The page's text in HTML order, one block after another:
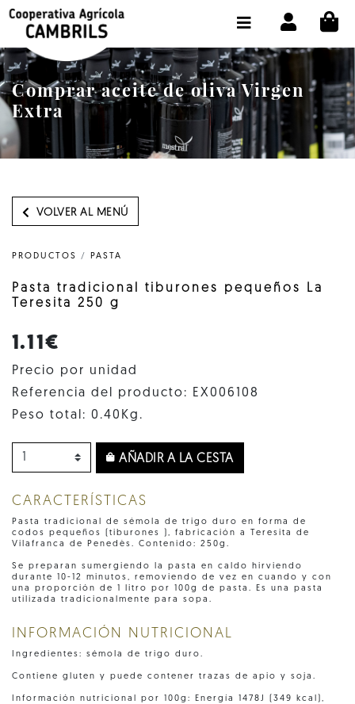
Comprar aceite de oliva Virgen
Extra
VOLVER AL MENÚ
PRODUCTOS / PASTA
Pasta tradicional tiburones pequeños La
Teresita 250 g
1.11€
Precio por unidad
Referencia del producto: EX006108
Peso total: 0.40Kg.
AÑADIR A LA CESTA
CARACTERÍSTICAS
Pasta tradicional de sémola de trigo duro en forma de
codos pequeños (tiburones ), fabricación a Teresita de
Vilafranca de Penedès. Contenido: 250g.
Se preparan sumergiendo la pasta en caldo hirviendo
durante 10-12 minutos, removiendo de vez en cuando y con
una proporción de 1 litro por 100g de pasta. Es una pasta
utilizada tradicionalmente para sopa.
INFORMACIÓN NUTRICIONAL
Ingredientes: sémola de trigo duro.
Contiene gluten y puede contener trazas de apio y soja.
Información nutricional por 100g: Energía 1478J (349 kcal),
TIENDA COMPRA ONLINE
LA COOPERATIVA
OLEOTOUR
PRODUCTOS
NUESTRO ACEITE
SELECCIONAR IDIOMA : ES